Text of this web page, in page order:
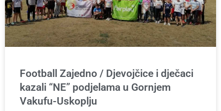
Football Zajedno / Djevojčice i dječaci
kazali “NE” podjelama u Gornjem
Vakufu-Uskoplju